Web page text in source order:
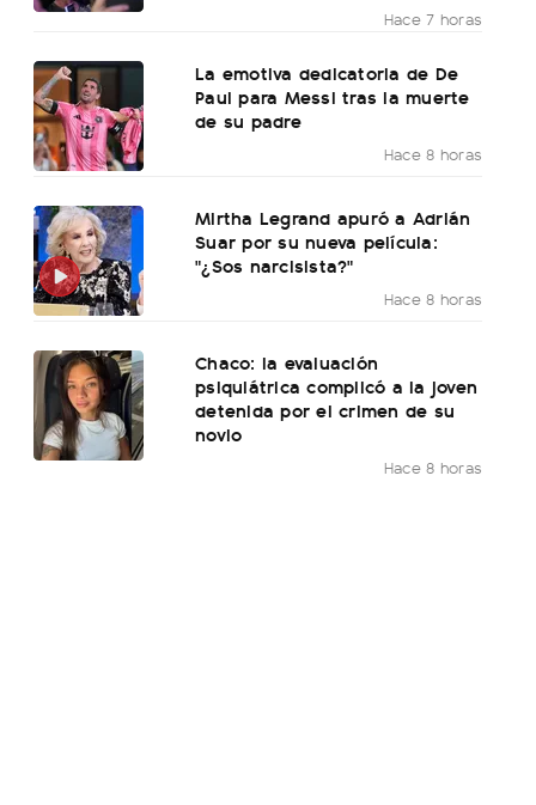
Hace 7 horas
La emotiva dedicatoria de De
Paul para Messi tras la muerte
de su padre
Hace 8 horas
Mirtha Legrand apuró a Adrián
Suar por su nueva película:
"¿Sos narcisista?"
Hace 8 horas
Chaco: la evaluación
psiquiátrica complicó a la joven
detenida por el crimen de su
novio
Hace 8 horas